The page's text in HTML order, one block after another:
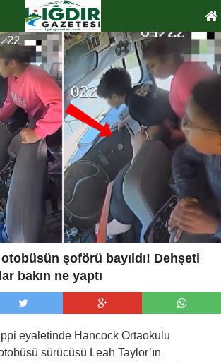
şoförü bayıldı! Dehşeti
bakın ne yaptı
eyaletinde Hancock Ortaokulu
sürücüsü Leah Taylor’ın